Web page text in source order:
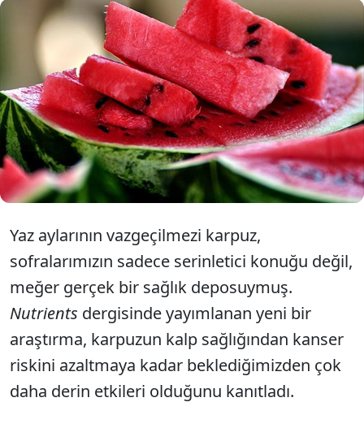
Bilim insanları tarafında kapsamlı şekilde
yürütülen çalışmalar halk gözünde faydalı
sayılan gıdaların gerçek yüzünü gözler önüne
seriyor. Uzmanlar karpuz üzerinde yürüttükleri
kapsamlı çalışmalar ile karpuzun yapısında
herkesi şaşırtan bir gerçeği ortaya çıkardı.
Yaz aylarının vazgeçilmezi karpuz,
sofralarımızın sadece serinletici konuğu değil,
meğer gerçek bir sağlık deposuymuş.
Nutrients dergisinde yayımlanan yeni bir
araştırma, karpuzun kalp sağlığından kanser
riskini azaltmaya kadar beklediğimizden çok
daha derin etkileri olduğunu kanıtladı.